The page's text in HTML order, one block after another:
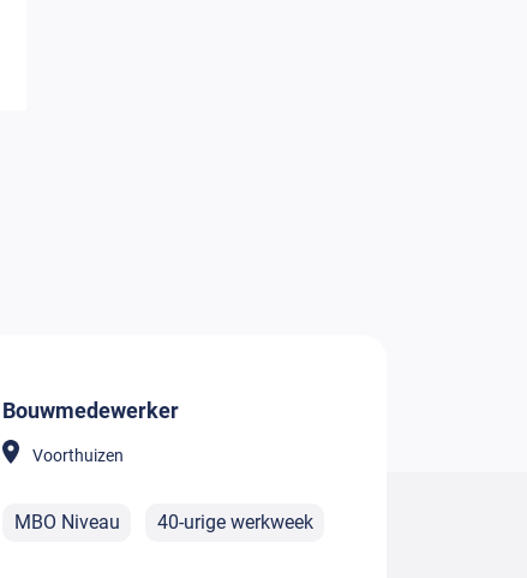
Bouwmedewerker
Voorthuizen
MBO Niveau 40-urige werkweek